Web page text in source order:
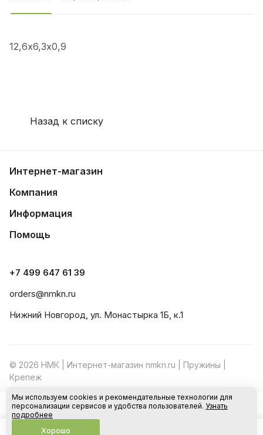
В корзину
12,6х6,3х0,9
Назад к списку
Интернет-магазин
Компания
Информация
Помощь
+7 499 647 61 39
orders@nmkn.ru
Нижний Новгород, ул. Монастырка 1Б, к.1
© 2026 НМК | Интернет-магазин nmkn.ru | Пружины |
Крепеж
Конфиденциальность Оферта
Мы используем cookies и рекомендательные технологии для
персонализации сервисов и удобства пользователей. Узнать
подробнее
Хорошо